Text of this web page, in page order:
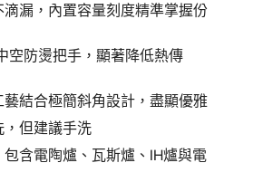
漏，內置容量刻度精準掌握份
空防燙把手，顯著降低熱傳
結合極簡斜角設計，盡顯優雅
但建議手洗
含電陶爐、瓦斯爐、IH爐與電